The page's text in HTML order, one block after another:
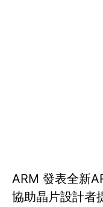
ARM 發表全新
協助晶片設計者